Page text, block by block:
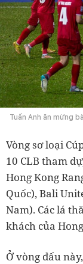
Tuấn Anh ăn mừng
Vòng sơ loại
10 CLB tham
Hong Kong
Quốc), Bali
Nam). Các lá
khách của
Ở vòng đấu